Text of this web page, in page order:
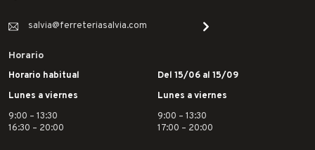
salvia@ferreteriasalvia.com
Horario
Horario habitual
Lunes a viernes
9:00 – 13:30
16:30 – 20:00
Del 15/06 al 15/09
Lunes a viernes
9:00 – 13:30
17:00 – 20:00